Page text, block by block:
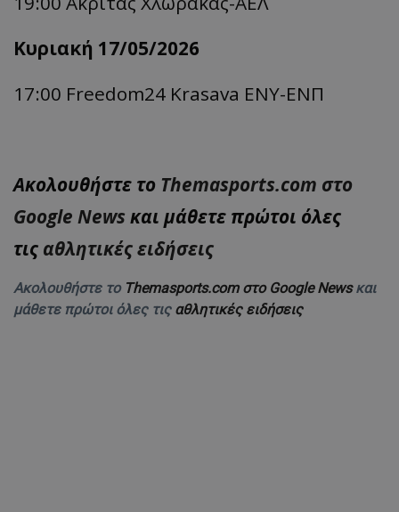
Κυριακή 17/05/2026
17:00 Freedom24 Krasava ΕΝΥ-ΕΝΠ
Ακολουθήστε το Themasports.com στο
Google Newsκαι μάθετε πρώτοι όλες
τις αθλητικές ειδήσεις
Ακολουθήστε το Themasports.com στο Google Newsκαι
μάθετε πρώτοι όλες τις αθλητικές ειδήσεις